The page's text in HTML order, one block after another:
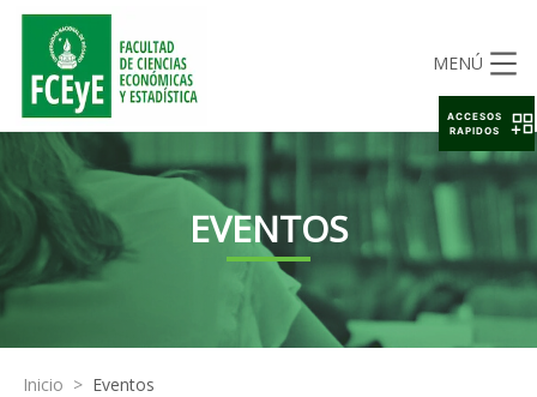
MENÚ
EVENTOS
Inicio > Eventos
ACCESOS
RAPIDOS